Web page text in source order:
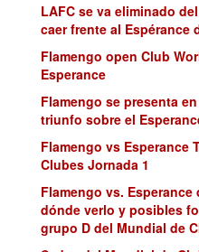
LAFC se va eliminado
caer frente al Espérance
Flamengo open Club
Esperance
Flamengo se presenta
triunfo sobre el
Flamengo vs Esperance
Clubes Jornada 1
Flamengo vs. Esperance
dónde verlo y posibles
grupo D del Mundial de